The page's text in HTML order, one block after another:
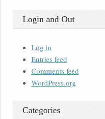
Login and Out
Log in
Entries feed
Comments feed
WordPress.org
Categories